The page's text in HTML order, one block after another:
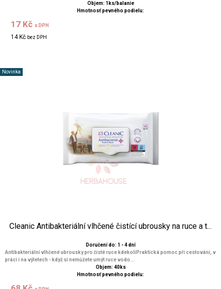
Objem: 1ks/balanie
Hmotnosť pevného podielu:
17 Kč s DPH
14 Kč bez DPH
Novinka
Cleanic Antibakteriální vlhčené čistící ubrousky na ruce a t...
Doručení do: 1 - 4 dní
Antibakteriální vlhčené ubrousky pro čisté ruce kdekoliPraktická pomoc při cestování, v
práci i na výletech - když si nemůžete umýt ruce vodo...
Objem: 40ks
Hmotnosť pevného podielu: